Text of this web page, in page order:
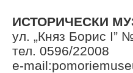
ИСТОРИЧЕСКИ
ул. „Княз Борис I”
тел. 0596/22008
e-mail: